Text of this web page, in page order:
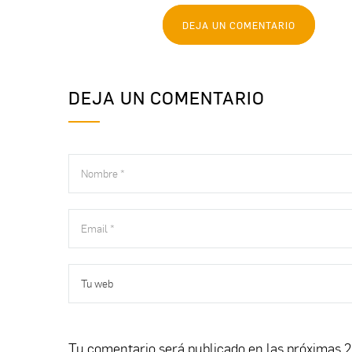
DEJA UN COMENTARIO
DEJA UN COMENTARIO
Tu comentario será publicado en las próximas